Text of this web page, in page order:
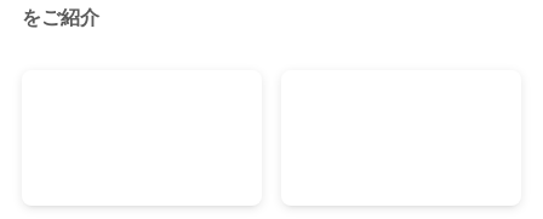
をご紹介